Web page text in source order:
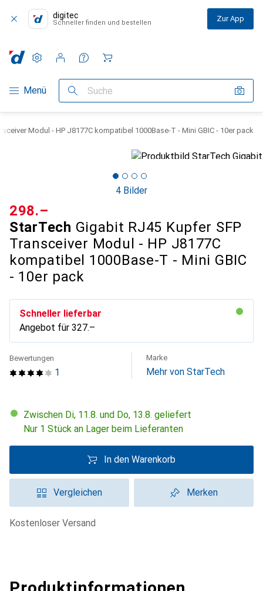
digitec
Schneller finden und bestellen Zur App
Navigation nach Kategorien
Menü Suche
Einstellungen
Kundenkonto
Vergleichslisten
Merklisten
Warenkorb
Modul - HP J8177C kompatibel 1000Base-T - Mini GBIC - 10er pack
4 Bilder
StarTech Gigabit RJ45 Kupfer SFP
Transceiver Modul - HP J8177C
kompatibel 1000Base-T - Mini GBIC
- 10er pack
CHF
298.–
Schneller lieferbar
Angebot für CHF
327.–
1
Bewertungen Marke
Mehr von StarTech
Zwischen Di, 11.8. und Do, 13.8. geliefert
Nur 1 Stück an Lager beim Lieferanten
In den Warenkorb
Vergleichen Merken
kostenloser Versand